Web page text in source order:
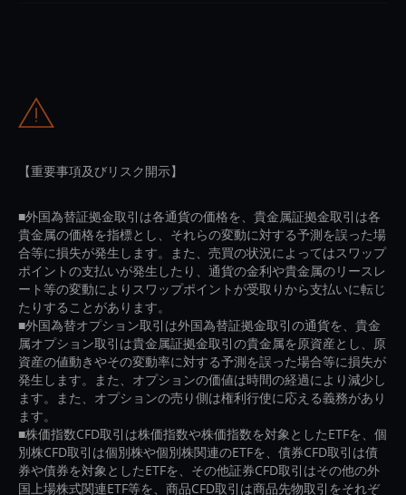
【重要事項及びリスク開示】
■外国為替証拠金取引は各通貨の価格を、貴金属証拠金取引は各
貴金属の価格を指標とし、それらの変動に対する予測を誤った場
合等に損失が発生します。また、売買の状況によってはスワップ
ポイントの支払いが発生したり、通貨の金利や貴金属のリースレ
ート等の変動によりスワップポイントが受取りから支払いに転じ
たりすることがあります。
■外国為替オプション取引は外国為替証拠金取引の通貨を、貴金
属オプション取引は貴金属証拠金取引の貴金属を原資産とし、原
資産の値動きやその変動率に対する予測を誤った場合等に損失が
発生します。また、オプションの価値は時間の経過により減少し
ます。また、オプションの売り側は権利行使に応える義務があり
ます。
■株価指数CFD取引は株価指数や株価指数を対象としたETFを、個
別株CFD取引は個別株や個別株関連のETFを、債券CFD取引は債
券や債券を対象としたETFを、その他証券CFD取引はその他の外
国上場株式関連ETF等を、商品CFD取引は商品先物取引をそれぞ